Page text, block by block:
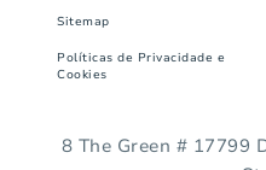
Sitemap
Políticas de Privacidade e
Cookies
8 The Green # 17799